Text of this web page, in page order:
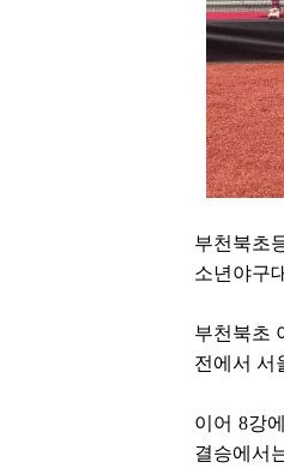
부천북초
소년야구
부천북초
전에서 서
이어 8강
결승에서